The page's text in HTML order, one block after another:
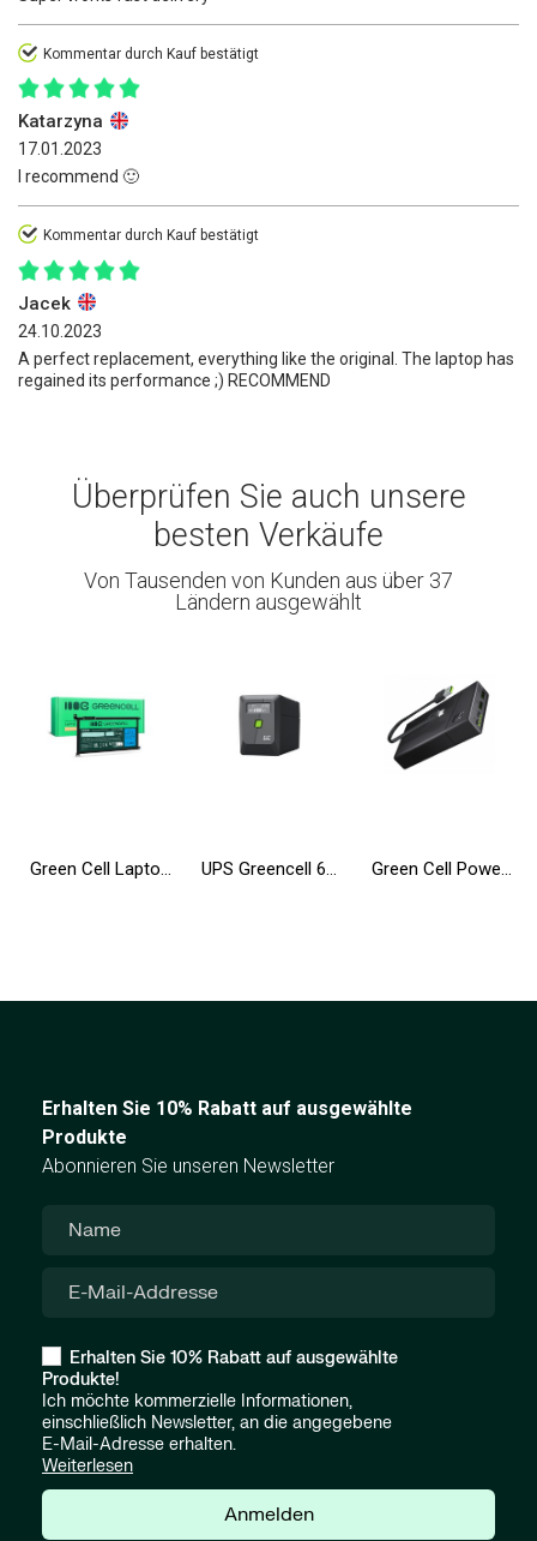
Kommentar durch Kauf bestätigt
Katarzyna
17.01.2023
I recommend 🙂
Kommentar durch Kauf bestätigt
Jacek
24.10.2023
A perfect replacement, everything like the original. The laptop has
regained its performance ;) RECOMMEND
Überprüfen Sie auch unsere
besten Verkäufe
Von Tausenden von Kunden aus über 37
Ländern ausgewählt
Green Cell Laptop Akku WDX0R WDXOR für Dell Inspiron 13 5368 5378 5379 14 5482 15 5565 5567 5568 5570 5578 5579 7560 17 5770 UPS Greencell 650VA 360W PowerProof mit LCD-Display Green Cell Powerbank 20000mAh 18W PD USB C Externer Handyakkus GC PowerPlay20 mit Schnellladung für iPhone 15 14 13 12, Samsung
Erhalten Sie 10% Rabatt auf ausgewählte
Produkte
Abonnieren Sie unseren Newsletter
Erhalten Sie 10% Rabatt auf ausgewählte
Produkte!
Ich möchte kommerzielle Informationen,
einschließlich Newsletter, an die angegebene
E-Mail-Adresse erhalten.
Weiterlesen
Anmelden